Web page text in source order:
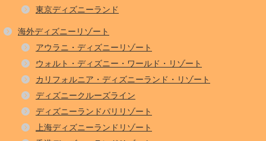
東京ディズニーランド
海外ディズニーリゾート
アウラニ・ディズニーリゾート
ウォルト・ディズニー・ワールド・リゾート
カリフォルニア・ディズニーランド・リゾート
ディズニークルーズライン
ディズニーランドパリリゾート
上海ディズニーランドリゾート